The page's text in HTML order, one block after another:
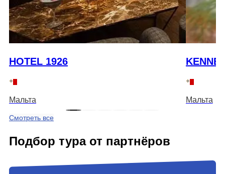
HOTEL 1926
Мальта Мальта
Смотреть все
Подбор тура от партнёров